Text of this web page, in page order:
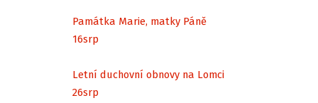
Památka Marie, matky Páně
16srp
Letní duchovní obnovy na Lomci
26srp